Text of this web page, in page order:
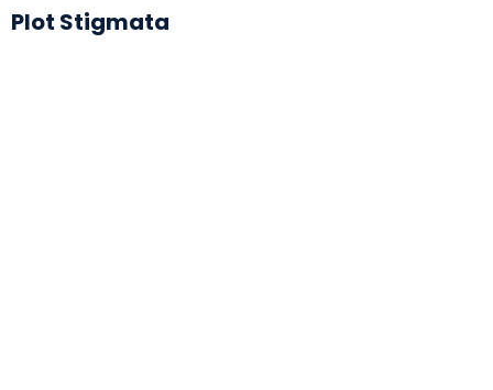
Plot Stigmata